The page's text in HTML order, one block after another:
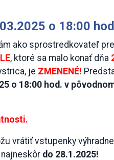
o 18:00
ako sprostredkovateľ
, ktoré sa malo konať dňa
je ZMENENÉ!
o 18:00 hod. v
vrátiť vstupenky
do 28.1.2025!